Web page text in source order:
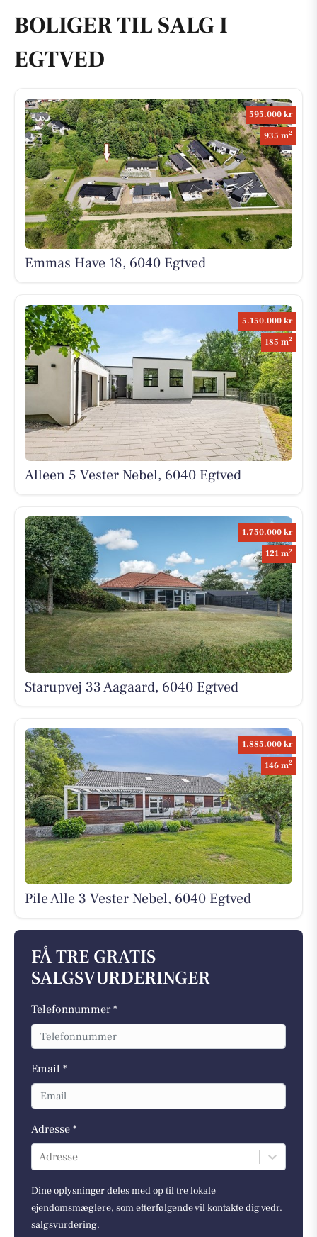
BOLIGER TIL SALG I
EGTVED
595.000 kr
935 m2
Emmas Have 18, 6040 Egtved
5.150.000 kr
185 m2
Alleen 5 Vester Nebel, 6040 Egtved
1.750.000 kr
121 m2
Starupvej 33 Aagaard, 6040 Egtved
1.885.000 kr
146 m2
Pile Alle 3 Vester Nebel, 6040 Egtved
FÅ TRE GRATIS
SALGSVURDERINGER
Telefonnummer *
Email *
Adresse *
Adresse
Dine oplysninger deles med op til tre lokale
ejendomsmæglere, som efterfølgende vil kontakte dig vedr.
salgsvurdering.